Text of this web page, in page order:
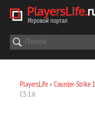
PlayersLife» Counter-Strike
CS 1.6